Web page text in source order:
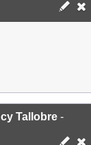
Tallobre -